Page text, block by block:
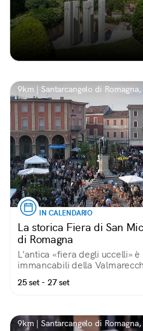
9km | Santarcangelo di Romagna,
IN CALENDARIO
La storica Fiera di San
di Romagna
L'antica «fiera degli uccelli»
immancabili della
25 set - 27 set
9km | Santarcangelo di Romagna,